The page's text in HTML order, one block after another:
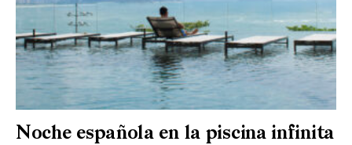
Noche española en la piscina infinita